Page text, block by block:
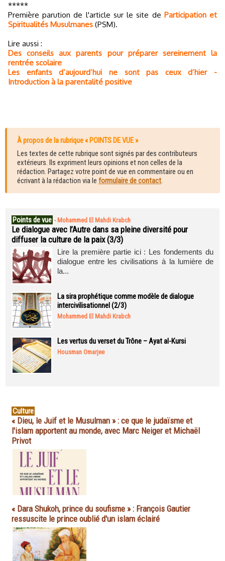
*****
Première parution de l'article sur le site de Participation et
Spiritualités Musulmanes (PSM).
Lire aussi :
Des conseils aux parents pour préparer sereinement la
rentrée scolaire
Les enfants d’aujourd’hui ne sont pas ceux d’hier -
Introduction à la parentalité positive
À propos de la rubrique « POINTS DE VUE »
Les textes de cette rubrique sont signés par des contributeurs
extérieurs. Ils expriment leurs opinions et non celles de la
rédaction. Partagez votre point de vue en commentaire ou en
écrivant à la rédaction via le formulaire de contact.
Points de vue - Mohammed El Mahdi Krabch
Le dialogue avec l’Autre dans sa pleine diversité pour
diffuser la culture de la paix (3/3)
Lire la première partie ici : Les fondements du
dialogue entre les civilisations à la lumière de
la...
La sira prophétique comme modèle de dialogue
intercivilisationnel (2/3)
Mohammed El Mahdi Krabch
Les vertus du verset du Trône – Ayat al-Kursi
Housman Omarjee
Culture
« Dieu, le Juif et le Musulman » : ce que le judaïsme et
l'islam apportent au monde, avec Marc Neiger et Michaël
Privot
« Dara Shukoh, prince du soufisme » : François Gautier
ressuscite le prince oublié d'un islam éclairé